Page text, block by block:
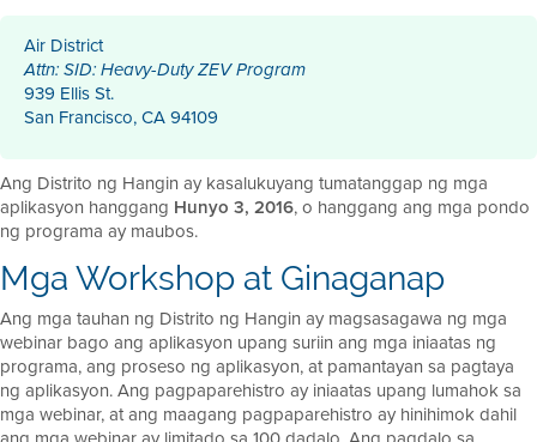
Air District
Attn: SID: Heavy-Duty ZEV Program
939 Ellis St.
San Francisco, CA 94109
Ang Distrito ng Hangin ay kasalukuyang tumatanggap ng mga
aplikasyon hanggang Hunyo 3, 2016, o hanggang ang mga pondo
ng programa ay maubos.
Mga Workshop at Ginaganap
Ang mga tauhan ng Distrito ng Hangin ay magsasagawa ng mga
webinar bago ang aplikasyon upang suriin ang mga iniaatas ng
programa, ang proseso ng aplikasyon, at pamantayan sa pagtaya
ng aplikasyon. Ang pagpaparehistro ay iniaatas upang lumahok sa
mga webinar, at ang maagang pagpaparehistro ay hinihimok dahil